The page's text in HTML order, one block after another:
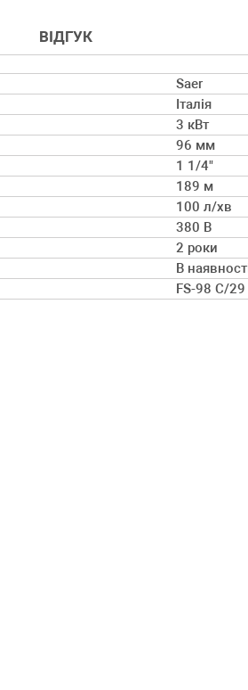
ВІДГУК
Saer
Італія
3 кВт
96 мм
1 1/4"
189 м
100 л/хв
380 В
2 роки
В
FS-98 C/29